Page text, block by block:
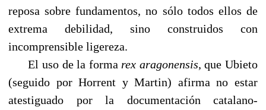
reposa sobre fundamentos, no sólo todos ellos de
extrema debilidad, sino construidos con
incomprensible ligereza.
El uso de la forma rex aragonensis, que Ubieto
(seguido por Horrent y Martin) afirma no estar
atestiguado por la documentación catalano-